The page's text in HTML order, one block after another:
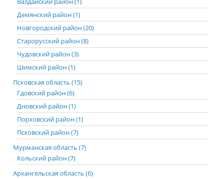
Демянский район (1)
Новгородский район (20)
Старорусский район (8)
Чудовский район (3)
Шимский район (1)
Псковская область (15)
Гдовский район (6)
Дновский район (1)
Порховский район (1)
Псковский район (7)
Мурманская область (7)
Кольский район (7)
Архангельская область (6)